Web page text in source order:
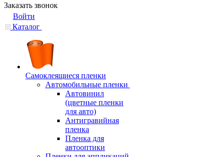
Заказать звонок
Войти
Каталог
Самоклеящиеся пленки
Автомобильные пленки
Автовинил
(цветные пленки
для авто)
Антигравийная
пленка
Пленка для
автооптики